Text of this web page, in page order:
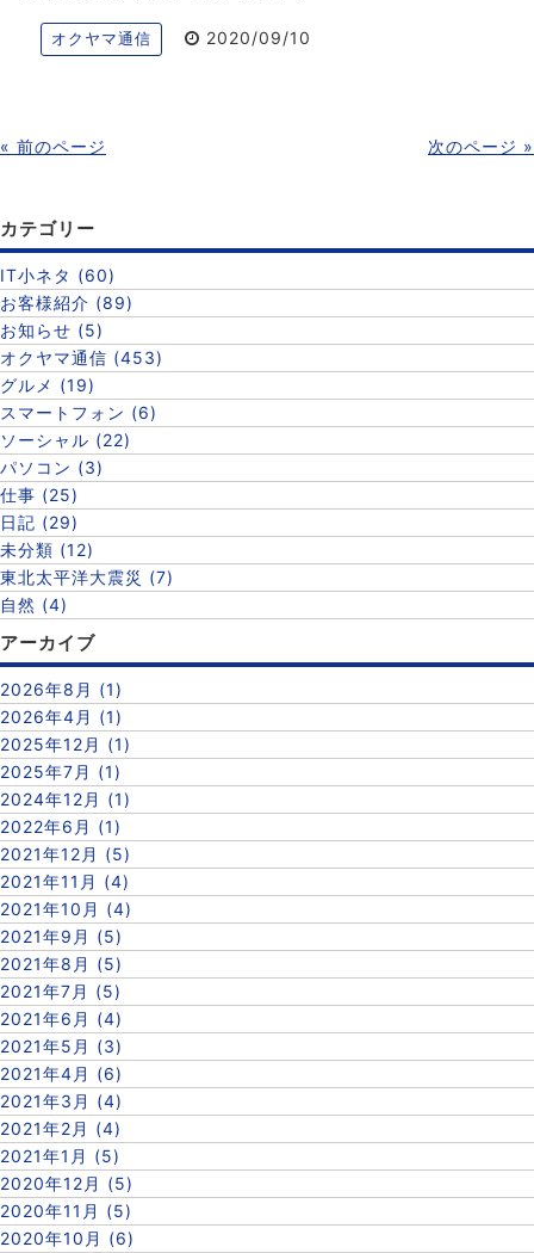
オクヤマ通信 2020/09/10
« 前のページ 次のページ »
カテゴリー
IT小ネタ (60)
お客様紹介 (89)
お知らせ (5)
オクヤマ通信 (453)
グルメ (19)
スマートフォン (6)
ソーシャル (22)
パソコン (3)
仕事 (25)
日記 (29)
未分類 (12)
東北太平洋大震災 (7)
自然 (4)
アーカイブ
2026年8月 (1)
2026年4月 (1)
2025年12月 (1)
2025年7月 (1)
2024年12月 (1)
2022年6月 (1)
2021年12月 (5)
2021年11月 (4)
2021年10月 (4)
2021年9月 (5)
2021年8月 (5)
2021年7月 (5)
2021年6月 (4)
2021年5月 (3)
2021年4月 (6)
2021年3月 (4)
2021年2月 (4)
2021年1月 (5)
2020年12月 (5)
2020年11月 (5)
2020年10月 (6)